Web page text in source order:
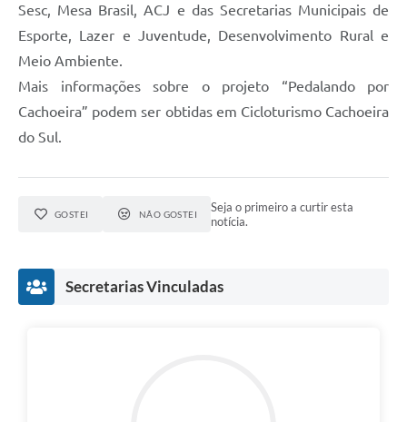
Sesc, Mesa Brasil, ACJ e das Secretarias Municipais de
Esporte, Lazer e Juventude, Desenvolvimento Rural e
Meio Ambiente.
Mais informações sobre o projeto “Pedalando por
Cachoeira” podem ser obtidas em Cicloturismo Cachoeira
do Sul.
GOSTEI NÃO GOSTEI
Seja o primeiro a curtir esta
notícia.
Secretarias Vinculadas